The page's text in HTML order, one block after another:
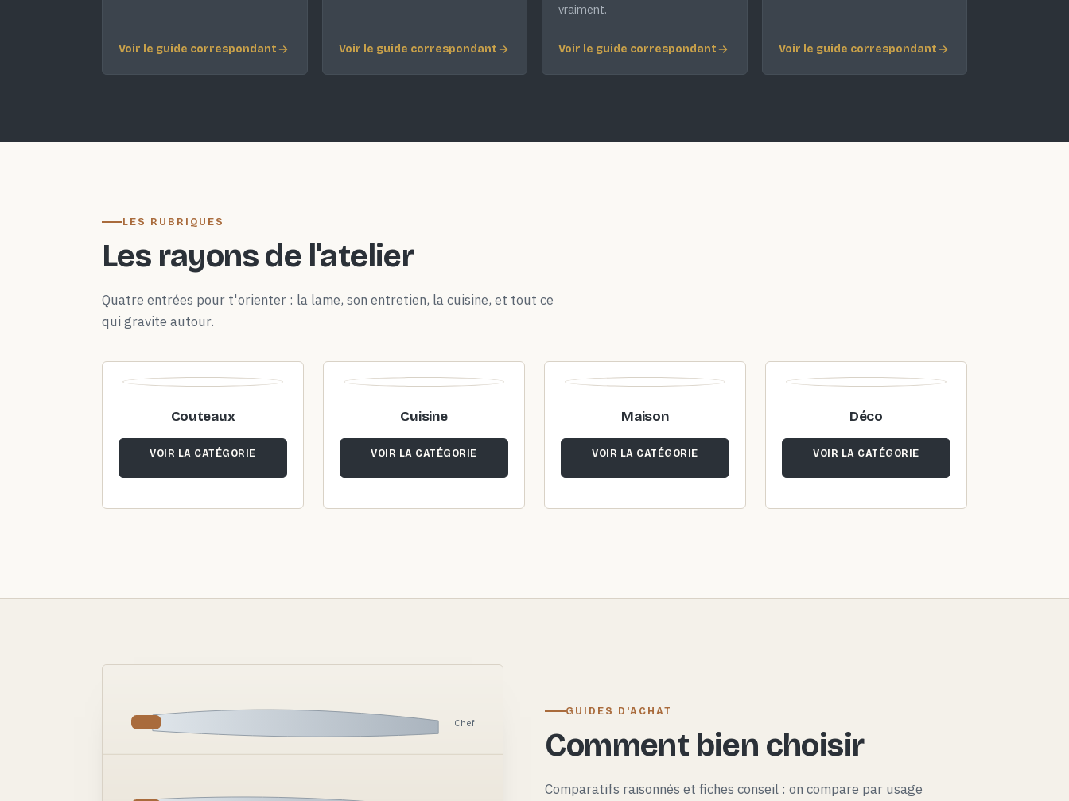
Voir le guide correspondant Voir le guide correspondant
vraiment.
Voir le guide correspondant Voir le guide correspondant
LES RUBRIQUES
Les rayons de l'atelier
Quatre entrées pour t'orienter : la lame, son entretien, la cuisine, et tout ce
qui gravite autour.
Couteaux
VOIR LA CATÉGORIE
Cuisine
VOIR LA CATÉGORIE
Maison
VOIR LA CATÉGORIE
Déco
VOIR LA CATÉGORIE
Chef
GUIDES D'ACHAT
Comment bien choisir
Comparatifs raisonnés et fiches conseil : on compare par usage